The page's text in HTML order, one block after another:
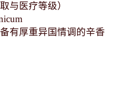
与医疗等级）
有厚重异国情调的辛香